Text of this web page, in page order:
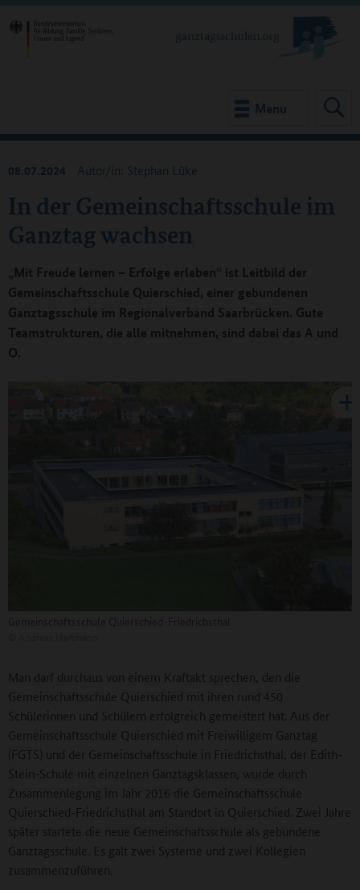
Menu
In der Gemeinschaftsschule im
Ganztag wachsen
08.07.2024 Autor/in: Stephan Lüke
„Mit Freude lernen – Erfolge erleben“ ist Leitbild der
Gemeinschaftsschule Quierschied, einer gebundenen
Ganztagsschule im Regionalverband Saarbrücken. Gute
Teamstrukturen, die alle mitnehmen, sind dabei das A und
O.
Man darf durchaus von einem Kraftakt sprechen, den die
Gemeinschaftsschule Quierschied mit ihren rund 450
Schülerinnen und Schülern erfolgreich gemeistert hat. Aus der
Gemeinschaftsschule Quierschied mit Freiwilligem Ganztag
(FGTS) und der Gemeinschaftsschule in Friedrichsthal, der Edith-
Stein-Schule mit einzelnen Ganztagsklassen, wurde durch
Zusammenlegung im Jahr 2016 die Gemeinschaftsschule
Quierschied-Friedrichsthal am Standort in Quierschied. Zwei Jahre
später startete die neue Gemeinschaftsschule als gebundene
Ganztagsschule. Es galt zwei Systeme und zwei Kollegien
zusammenzuführen.